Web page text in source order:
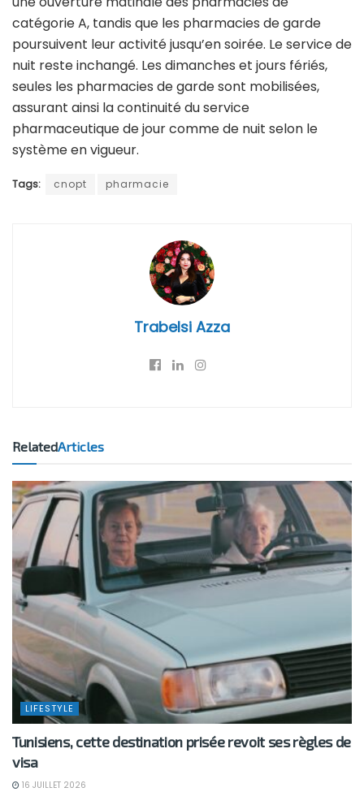
catégorie A, tandis que les pharmacies de garde
poursuivent leur activité jusqu’en soirée. Le service de
nuit reste inchangé. Les dimanches et jours fériés,
seules les pharmacies de garde sont mobilisées,
assurant ainsi la continuité du service
pharmaceutique de jour comme de nuit selon le
système en vigueur.
Tags: cnopt pharmacie
Trabelsi Azza
RelatedArticles
LIFESTYLE
Tunisiens, cette destination prisée revoit ses règles de
visa
16 JUILLET 2026